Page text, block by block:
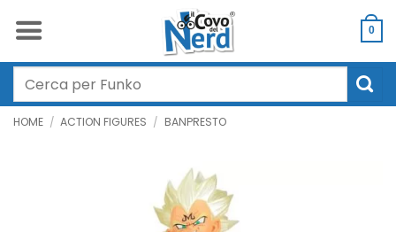
0
Cerca:
HOME / ACTION FIGURES / BANPRESTO